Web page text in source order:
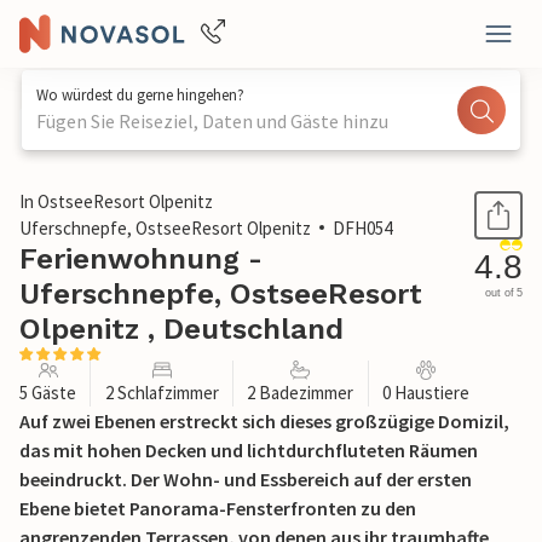
Wo würdest du gerne hingehen?
Fügen Sie Reiseziel, Daten und Gäste hinzu
1 / 23
In OstseeResort Olpenitz
Uferschnepfe, OstseeResort Olpenitz
DFH054
Ferienwohnung -
Uferschnepfe, OstseeResort
Olpenitz , Deutschland
4.8
out of 5
5 Gäste 2 Schlafzimmer 2 Badezimmer 0 Haustiere
Auf zwei Ebenen erstreckt sich dieses großzügige Domizil,
das mit hohen Decken und lichtdurchfluteten Räumen
beeindruckt. Der Wohn- und Essbereich auf der ersten
Ebene bietet Panorama-Fensterfronten zu den